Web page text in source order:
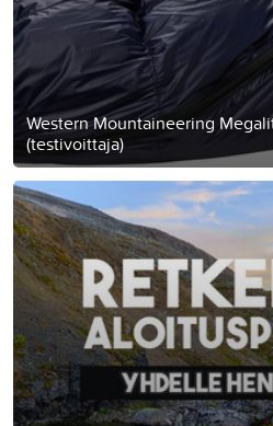
Western Mountaineering
(testivoittaja)